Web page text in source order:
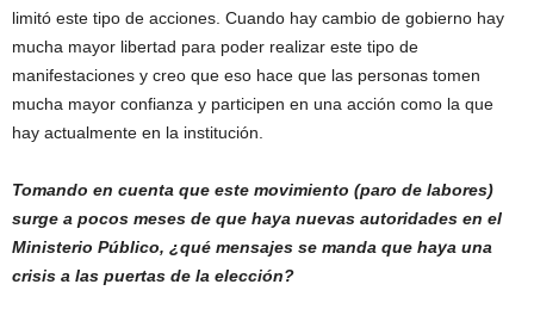
limitó este tipo de acciones. Cuando hay cambio de gobierno hay
mucha mayor libertad para poder realizar este tipo de
manifestaciones y creo que eso hace que las personas tomen
mucha mayor confianza y participen en una acción como la que
hay actualmente en la institución.
Tomando en cuenta que este movimiento (paro de labores)
surge a pocos meses de que haya nuevas autoridades en el
Ministerio Público, ¿qué mensajes se manda que haya una
crisis a las puertas de la elección?